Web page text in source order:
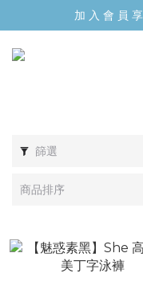
加 入 會 員
篩選
商品排序